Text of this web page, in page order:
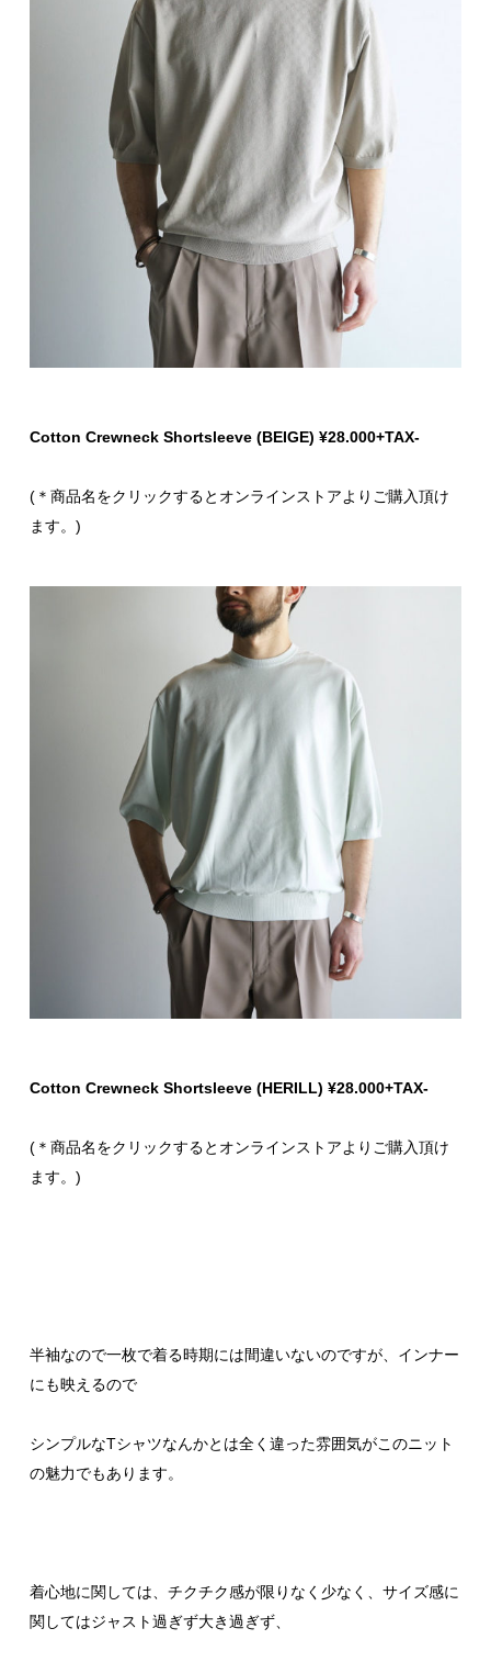
Cotton Crewneck Shortsleeve (BEIGE) ¥28.000+TAX-
(＊商品名をクリックするとオンラインストアよりご購入頂け
ます。)
Cotton Crewneck Shortsleeve (HERILL) ¥28.000+TAX-
(＊商品名をクリックするとオンラインストアよりご購入頂け
ます。)
半袖なので一枚で着る時期には間違いないのですが、インナー
にも映えるので
シンプルなTシャツなんかとは全く違った雰囲気がこのニット
の魅力でもあります。
着心地に関しては、チクチク感が限りなく少なく、サイズ感に
関してはジャスト過ぎず大き過ぎず、